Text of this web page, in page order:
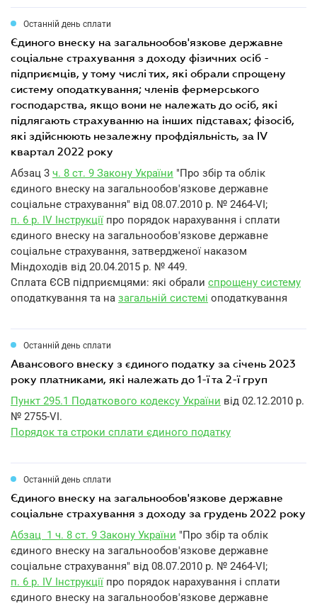
Останній день сплати
єдиного внеску на загальнообов'язкове державне
соціальне страхування з доходу фізичних осіб -
підприємців, у тому числі тих, які обрали спрощену
систему оподаткування; членів фермерського
господарства, якщо вони не належать до осіб, які
підлягають страхуванню на інших підставах; фізосіб,
які здійснюють незалежну профдіяльність, за IV
квартал 2022 року
Абзац 3 ч. 8 ст. 9 Закону України "Про збір та облік
єдиного внеску на загальнообов'язкове державне
соціальне страхування" від 08.07.2010 р. № 2464-VI;
п. 6 р. IV Інструкції про порядок нарахування і сплати
єдиного внеску на загальнообов'язкове державне
соціальне страхування, затвердженої наказом
Міндоходів від 20.04.2015 р. № 449.
Сплата ЄСВ підприємцями: які обрали спрощену систему
оподаткування та на загальній системі оподаткування
Останній день сплати
авансового внеску з єдиного податку за січень 2023
року платниками, які належать до 1-ї та 2-ї груп
Пункт 295.1 Податкового кодексу України від 02.12.2010 р.
№ 2755-VI.
Порядок та строки сплати єдиного податку
Останній день сплати
єдиного внеску на загальнообов'язкове державне
соціальне страхування з доходу за грудень 2022 року
Абзац 1 ч. 8 ст. 9 Закону України "Про збір та облік
єдиного внеску на загальнообов'язкове державне
соціальне страхування" від 08.07.2010 р. № 2464-VI;
п. 6 р. IV Інструкції про порядок нарахування і сплати
єдиного внеску на загальнообов'язкове державне